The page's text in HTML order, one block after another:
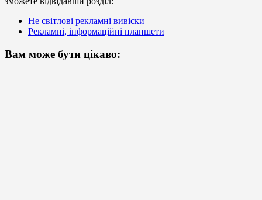
Не світлові рекламні вивіски
Рекламні, інформаційні планшети
Вам може бути цікаво: